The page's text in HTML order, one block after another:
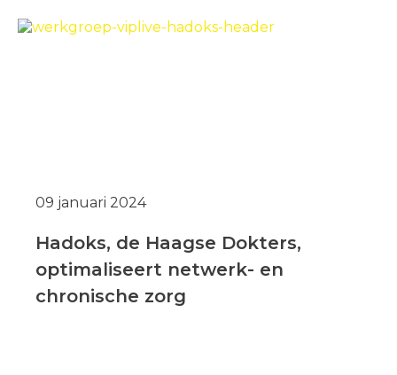
09 januari 2024
Hadoks, de Haagse Dokters,
optimaliseert netwerk- en
chronische zorg